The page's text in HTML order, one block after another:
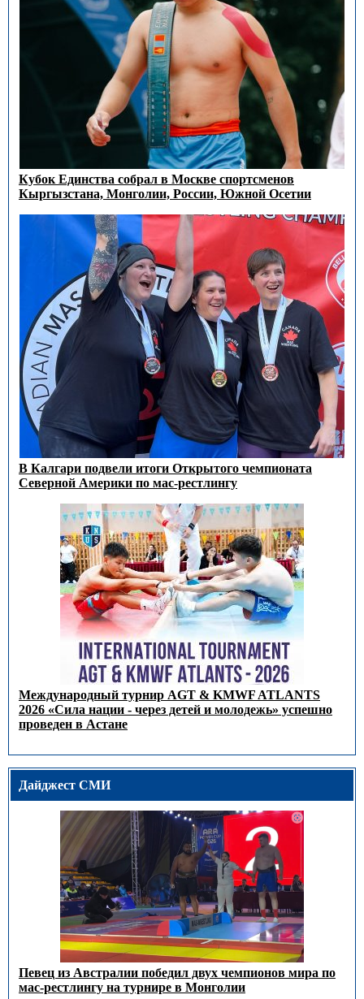
Кубок Единства собрал в Москве спортсменов
Кыргызстана, Монголии, России, Южной Осетии
В Калгари подвели итоги Открытого чемпионата
Северной Америки по мас-рестлингу
Международный турнир AGT & KMWF ATLANTS
2026 «Сила нации - через детей и молодежь» успешно
проведен в Астане
Дайджест СМИ
Певец из Австралии победил двух чемпионов мира по
мас-рестлингу на турнире в Монголии